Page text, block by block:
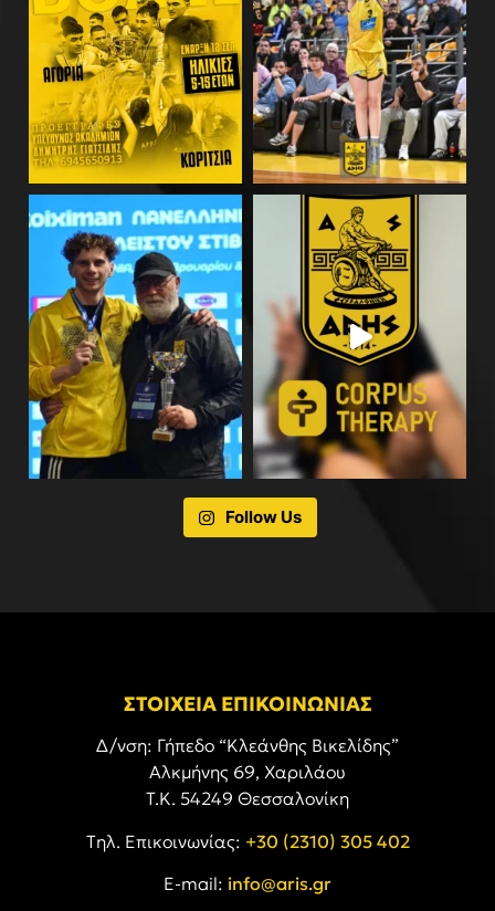
Follow Us
ΣΤΟΙΧΕΙΑ ΕΠΙΚΟΙΝΩΝΙΑΣ
Δ/νση: Γήπεδο “Κλεάνθης Βικελίδης”
Αλκμήνης 69, Χαριλάου
Τ.Κ. 54249 Θεσσαλονίκη
Tηλ. Επικοινωνίας: +30 (2310) 305 402
E-mail: info@aris.gr